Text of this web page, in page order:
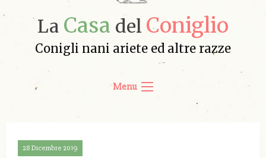
La Casa del Coniglio
Conigli nani ariete ed altre razze
Menu
28 Dicembre 2019